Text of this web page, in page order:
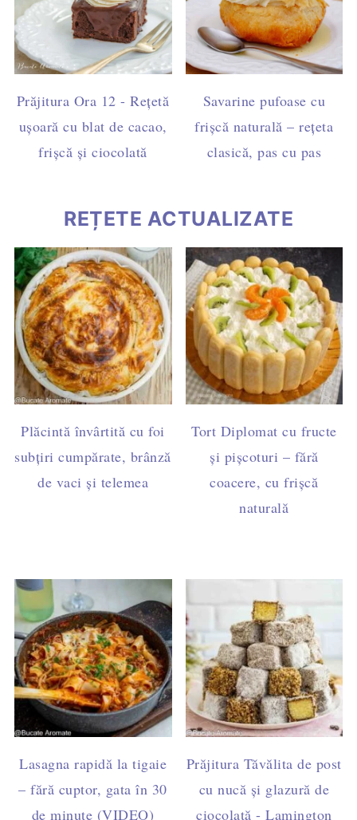
Prăjitura Ora 12 - Rețetă
ușoară cu blat de cacao,
frișcă și ciocolată
Savarine pufoase cu
frișcă naturală – rețeta
clasică, pas cu pas
REȚETE ACTUALIZATE
Plăcintă învârtită cu foi
subțiri cumpărate, brânză
de vaci și telemea
Tort Diplomat cu fructe
și pișcoturi – fără
coacere, cu frișcă
naturală
Lasagna rapidă la tigaie
– fără cuptor, gata în 30
de minute (VIDEO)
Prăjitura Tăvălita de post
cu nucă și glazură de
ciocolată - Lamington